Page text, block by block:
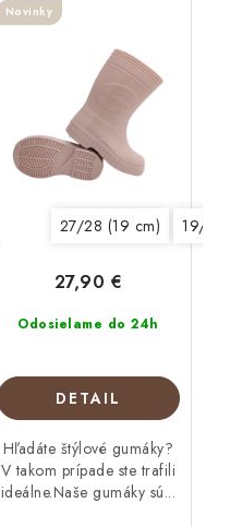
XS - 19/20 L - 29/30, 31/32
Novinky
27/28 (19 cm) 19/20
Odosielame do 24h
27,90 €
DETAIL
Hľadáte štýlové gumáky?
V takom prípade ste trafili
ideálne.Naše gumáky sú...